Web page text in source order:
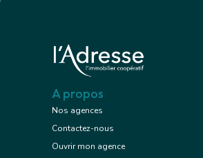
A propos
Nos agences
Contactez-nous
Ouvrir mon agence